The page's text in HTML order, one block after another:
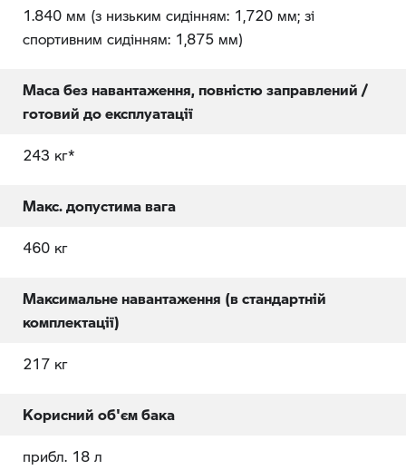
1.840 мм (з низьким сидінням: 1,720 мм; зі
спортивним сидінням: 1,875 мм)
Маса без навантаження, повністю заправлений /
готовий до експлуатації
243 кг*
Макс. допустима вага
460 кг
Максимальне навантаження (в стандартній
комплектації)
217 кг
Корисний об'єм бака
прибл. 18 л